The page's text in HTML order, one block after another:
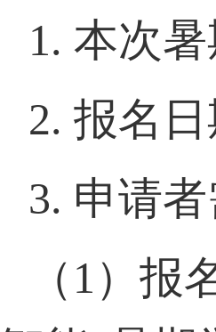
1. 本次
2. 报名日
3. 申请
（ 1）报